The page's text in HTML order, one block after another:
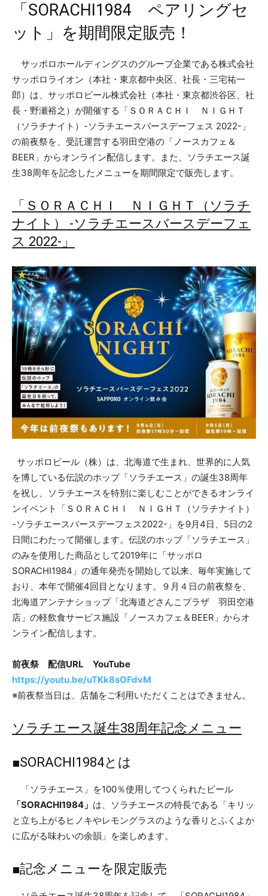
「SORACHI1984 ペアリングセ
ット」を期間限定販売！
サッポロホールディングスのグループ企業である株式会社
サッポロライオン（本社・東京都中央区、社長・三宅祐一
郎）は、サッポロビール株式会社（本社・東京都渋谷区、社
長・野瀬裕之）が開催する「ＳＯＲＡＣＨＩ ＮＩＧＨＴ
（ソラチナイト）-ソラチエースバースデーフェス 2022-」
の前夜祭を、受託運営する羽田空港の「ノースカフェ＆
BEER」からオンライン配信します。また、ソラチエース誕
生38周年を記念したメニューを期間限定で販売します。
「ＳＯＲＡＣＨＩ ＮＩＧＨＴ（ソラチ
ナイト） -ソラチエースバースデーフェ
ス 2022-」
サッポロビール（株）は、北海道で生まれ、世界的に人気
を博している伝説のホップ「ソラチエース」の誕生38周年
を祝し、ソラチエースを特別に楽しむことができるオンライ
ンイベント「ＳＯＲＡＣＨＩ ＮＩＧＨＴ（ソラチナイト）
-ソラチエースバースデーフェス2022-」を9月4日、5日の2
日間にわたって開催します。伝説のホップ「ソラチエース」
のみを使用した商品として2019年に「サッポロ
SORACHI1984」の通年発売を開始して以来、毎年実施して
おり、本年で開催4回目となります。９月４日の前夜祭を、
北海道アンテナショップ「北海道どさんこプラザ 羽田空港
店」の軽飲食サービス施設「ノースカフェ＆BEER」からオ
ンライン配信します。
前夜祭 配信URL YouTube
https://youtu.be/uTKk8sOFdvM
※前夜祭当日は、店舗をご利用いただくことはできません。
ソラチエース誕生38周年記念メニュー
■SORACHI1984とは
「ソラチエース」を100％使用してつくられたビール
「SORACHI1984」 は、ソラチエースの特長である「キリッ
と立ち上がるヒノキやレモングラスのような香りとふくよか
に広がる味わいの余韻」を楽しめます。
■記念メニューを限定販売